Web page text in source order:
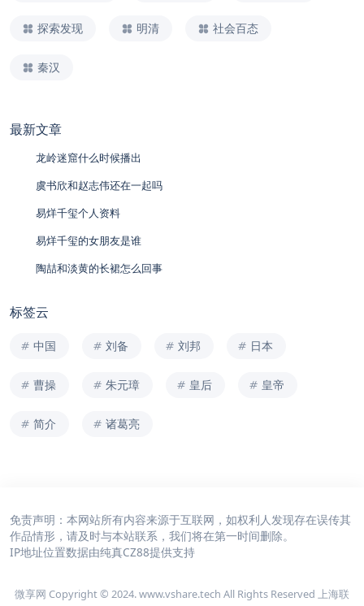
探索发现 明清 社会百态
秦汉
最新文章
龙岭迷窟什么时候播出
虞书欣和赵志伟还在一起吗
易烊千玺个人资料
易烊千玺的女朋友是谁
陶喆和淡黄的长裙怎么回事
标签云
中国 刘备 刘邦 日本
曹操 朱元璋 皇后 皇帝
简介 诸葛亮
免责声明：本网站所有内容来源于互联网，如权利人发现存在误传其
作品情形，请及时与本站联系，我们将在第一时间删除。
IP地址位置数据由纯真CZ88提供支持
微享网 Copyright © 2024. www.vshare.tech All Rights Reserved 上海联